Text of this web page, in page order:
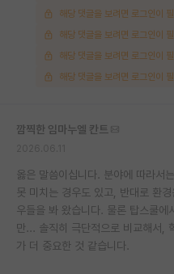
해당 댓글을 보려면 로그인이
해당 댓글을 보려면 로그인이
해당 댓글을 보려면 로그인이
해당 댓글을 보려면 로그인이
깜찍한 임마누엘 칸트
옳은 말씀이십니다. 분야에 따라서
못 미치는 경우도 있고, 반대로 환
우들을 봐 왔습니다. 물론 탑스쿨에
만... 솔직히 극단적으로 비교해서,
가 더 중요한 것 같습니다.